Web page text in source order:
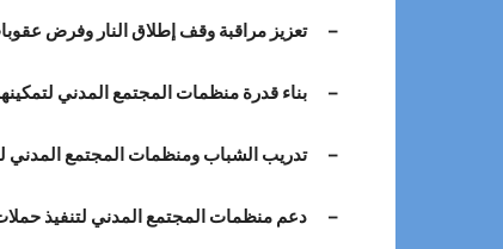
– تعزيز مراقبة وقف إطلاق النار وفرض
– بناء قدرة منظمات المجتمع المدني لتمكينهم
– تدريب الشباب ومنظمات المجتمع المدني لدعم اللجنة
– دعم منظمات المجتمع المدني لتنفيذ حملات